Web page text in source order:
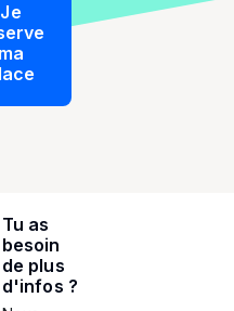
Je
Tu as
besoin
de plus
d'infos ?